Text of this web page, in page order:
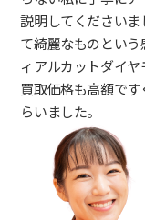
説明してください
て綺麗なものとい
ィアルカットダイ
買取価格も高額で
らいました。